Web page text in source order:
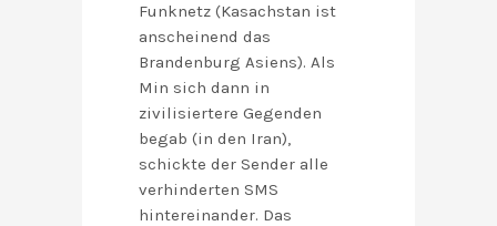
Funknetz (Kasachstan ist
anscheinend das
Brandenburg Asiens). Als
Min sich dann in
zivilisiertere Gegenden
begab (in den Iran),
schickte der Sender alle
verhinderten SMS
hintereinander. Das